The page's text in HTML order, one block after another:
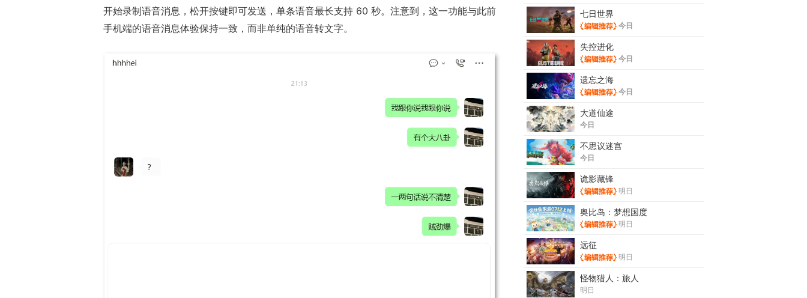
开始录制语音消息，松开按键即可发送，单条语音最长支持 60 秒。注意到，这一功能与此前
手机端的语音消息体验保持一致，而非单纯的语音转文字。
七日世界
今日
失控进化
今日
遗忘之海
今日
大道仙途
今日
不思议迷宫
今日
诡影藏锋
明日
奥比岛：梦想国度
明日
远征
明日
怪物猎人：旅人
明日